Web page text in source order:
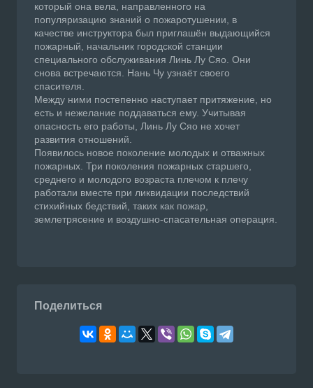
который она вела, направленного на
популяризацию знаний о пожаротушении, в
качестве инструктора был приглашён выдающийся
пожарный, начальник городской станции
специального обслуживания Линь Лу Сяо. Они
снова встречаются. Нань Чу узнаёт своего
спасителя.
Между ними постепенно наступает притяжение, но
есть и нежелание поддаваться ему. Учитывая
опасность его работы, Линь Лу Сяо не хочет
развития отношений.
Появилось новое поколение молодых и отважных
пожарных. Три поколения пожарных старшего,
среднего и молодого возраста плечом к плечу
работали вместе при ликвидации последствий
стихийных бедствий, таких как пожар,
землетрясение и воздушно-спасательная операция.
Поделиться